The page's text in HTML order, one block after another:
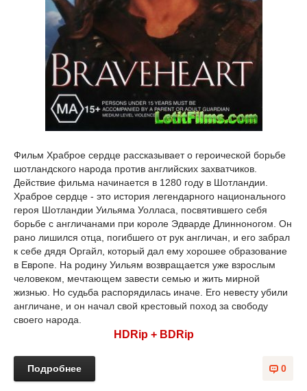
Фильм Храброе сердце рассказывает о героической борьбе
шотландского народа против английских захватчиков.
Действие фильма начинается в 1280 году в Шотландии.
Храброе сердце - это история легендарного национального
героя Шотландии Уильяма Уолласа, посвятившего себя
борьбе с англичанами при короле Эдварде Длинноногом. Он
рано лишился отца, погибшего от рук англичан, и его забрал
к себе дядя Оргайл, который дал ему хорошее образование
в Европе. На родину Уильям возвращается уже взрослым
человеком, мечтающем завести семью и жить мирной
жизнью. Но судьба распорядилась иначе. Его невесту убили
англичане, и он начал свой крестовый поход за свободу
своего народа.
HDRip + BDRip
0
Подробнее